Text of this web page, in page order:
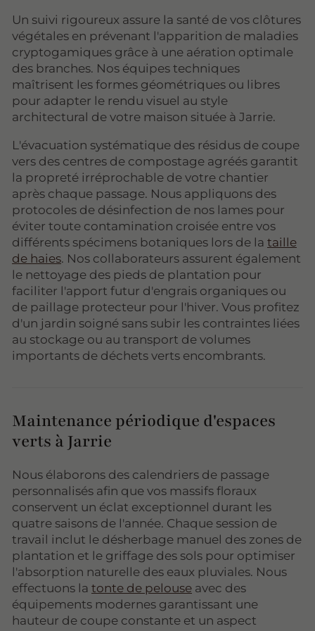
Un suivi rigoureux assure la santé de vos clôtures
végétales en prévenant l'apparition de maladies
cryptogamiques grâce à une aération optimale
des branches. Nos équipes techniques
maîtrisent les formes géométriques ou libres
pour adapter le rendu visuel au style
architectural de votre maison située à Jarrie.
L'évacuation systématique des résidus de coupe
vers des centres de compostage agréés garantit
la propreté irréprochable de votre chantier
après chaque passage. Nous appliquons des
protocoles de désinfection de nos lames pour
éviter toute contamination croisée entre vos
différents spécimens botaniques lors de la taille
de haies. Nos collaborateurs assurent également
le nettoyage des pieds de plantation pour
faciliter l'apport futur d'engrais organiques ou
de paillage protecteur pour l'hiver. Vous profitez
d'un jardin soigné sans subir les contraintes liées
au stockage ou au transport de volumes
importants de déchets verts encombrants.
Maintenance périodique d'espaces
verts à Jarrie
Nous élaborons des calendriers de passage
personnalisés afin que vos massifs floraux
conservent un éclat exceptionnel durant les
quatre saisons de l'année. Chaque session de
travail inclut le désherbage manuel des zones de
plantation et le griffage des sols pour optimiser
l'absorption naturelle des eaux pluviales. Nous
effectuons la tonte de pelouse avec des
équipements modernes garantissant une
hauteur de coupe constante et un aspect